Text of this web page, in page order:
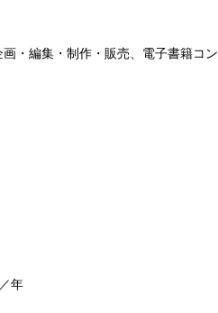
・編集・制作・販売、電子書籍コン
年